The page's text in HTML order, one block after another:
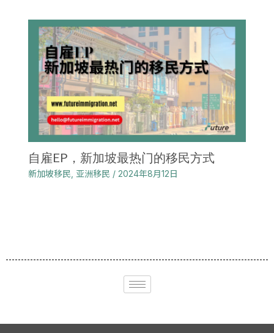
自雇EP，新加坡最热门的移民方式
新加坡移民 亚洲移民 / 2024年8月12日